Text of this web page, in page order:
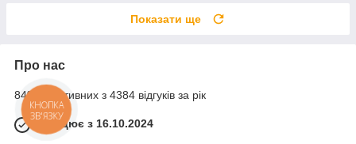
Показати ще
Про нас
84% позитивних з 4384 відгуків за рік
Працює з 16.10.2024
КНОПКА
ЗВ'ЯЗКУ